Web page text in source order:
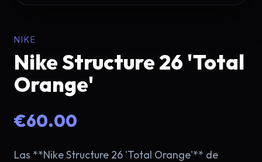
NIKE
Nike Structure 26 'Total
Orange'
€60.00
Las **Nike Structure 26 'Total Orange'** de